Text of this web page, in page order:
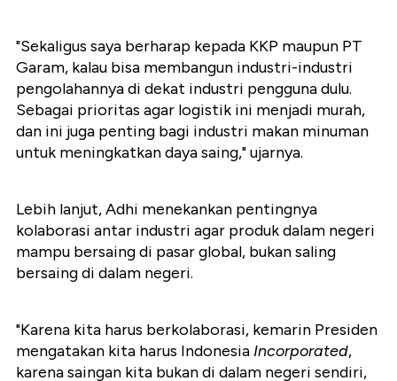
"Sekaligus saya berharap kepada KKP maupun PT
Garam, kalau bisa membangun industri-industri
pengolahannya di dekat industri pengguna dulu.
Sebagai prioritas agar logistik ini menjadi murah,
dan ini juga penting bagi industri makan minuman
untuk meningkatkan daya saing," ujarnya.
Lebih lanjut, Adhi menekankan pentingnya
kolaborasi antar industri agar produk dalam negeri
mampu bersaing di pasar global, bukan saling
bersaing di dalam negeri.
"Karena kita harus berkolaborasi, kemarin Presiden
mengatakan kita harus Indonesia Incorporated,
karena saingan kita bukan di dalam negeri sendiri,